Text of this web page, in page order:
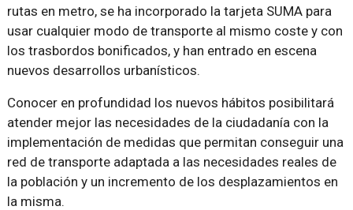
rutas en metro, se ha incorporado la tarjeta SUMA para
usar cualquier modo de transporte al mismo coste y con
los trasbordos bonificados, y han entrado en escena
nuevos desarrollos urbanísticos.
Conocer en profundidad los nuevos hábitos posibilitará
atender mejor las necesidades de la ciudadanía con la
implementación de medidas que permitan conseguir una
red de transporte adaptada a las necesidades reales de
la población y un incremento de los desplazamientos en
la misma.